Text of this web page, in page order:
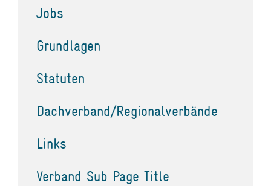
Jobs
Grundlagen
Statuten
Dachverband/Regionalverbände
Links
Verband Sub Page Title